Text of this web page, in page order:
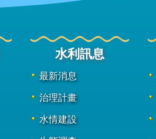
水利訊息
最新消息
治理計畫
水情建設